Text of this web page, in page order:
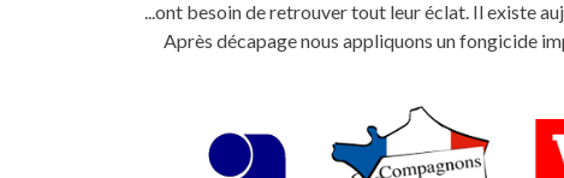
...ont besoin de retrouver tout leur éclat. Il existe
Après décapage nous appliquons un fongicide